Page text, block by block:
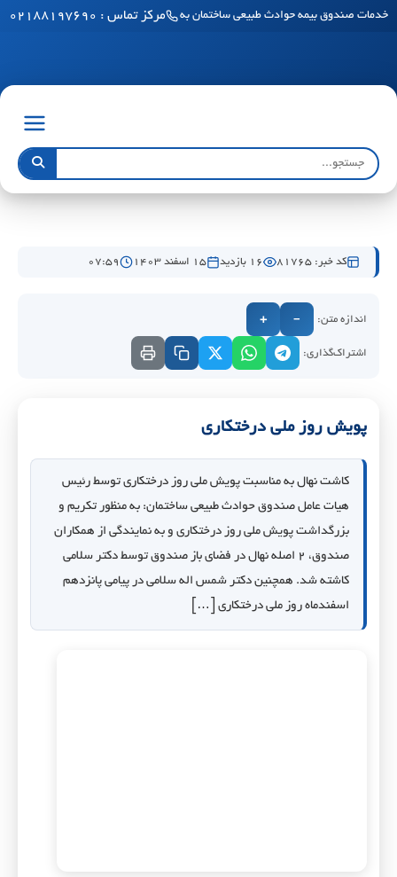
خدمات صندوق بیمه حوادث طبیعی ساختمان به مناطق آزاد رسید
مرکز تماس : ۰۲۱۸۸۱۹۷۶۹۰
کد خبر: 81765 16 بازدید ۱۵ اسفند ۱۴۰۳ ۰۷:۵۹
اندازه متن: −
+
اشتراک‌گذاری:
پویش روز ملی درختکاری
کاشت نهال به مناسبت پویش ملی روز درختکاری توسط رئیس
هیات عامل صندوق حوادث طبیعی ساختمان: به منظور تکریم و
بزرگداشت پویش ملی روز درختکاری و به نمایندگی از همکاران
صندوق، ۲ اصله نهال در فضای باز صندوق توسط دکتر سلامی
کاشته شد. همچنین دکتر شمس اله سلامی در پیامی پانزدهم
اسفندماه روز ملی درختکاری […]